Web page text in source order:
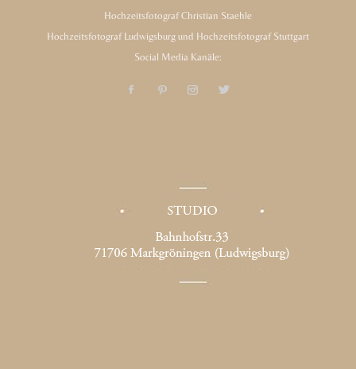
Hochzeitsfotograf Christian Staehle
Hochzeitsfotograf Ludwigsburg und Hochzeitsfotograf Stuttgart
Social Media Kanäle: